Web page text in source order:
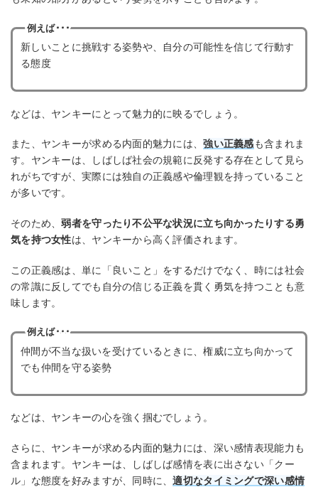
例えば･･･
新しいことに挑戦する姿勢や、自分の可能性を信じて行動す
る態度
などは、ヤンキーにとって魅力的に映るでしょう。
また、ヤンキーが求める内面的魅力には、強い正義感も含まれま
す。ヤンキーは、しばしば社会の規範に反発する存在として見ら
れがちですが、実際には独自の正義感や倫理観を持っていること
が多いです。
そのため、弱者を守ったり不公平な状況に立ち向かったりする勇
気を持つ女性は、ヤンキーから高く評価されます。
この正義感は、単に「良いこと」をするだけでなく、時には社会
の常識に反してでも自分の信じる正義を貫く勇気を持つことも意
味します。
例えば･･･
仲間が不当な扱いを受けているときに、権威に立ち向かって
でも仲間を守る姿勢
などは、ヤンキーの心を強く掴むでしょう。
さらに、ヤンキーが求める内面的魅力には、深い感情表現能力も
含まれます。ヤンキーは、しばしば感情を表に出さない「クー
ル」な態度を好みますが、同時に、適切なタイミングで深い感情